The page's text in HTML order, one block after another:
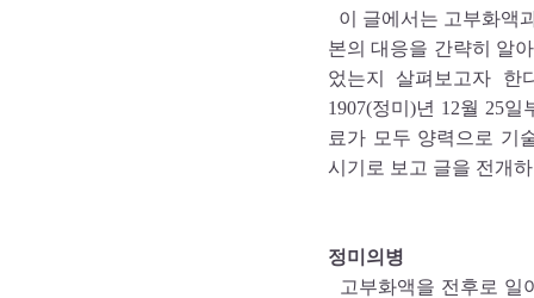
이 글에서는 고부화액
본의 대응을 간략히 알
었는지 살펴보고자 한
1907(정미)년 12월 25
료가 모두 양력으로 기
시기로 보고 글을 전개
정미의병
고부화액을 전후로 일